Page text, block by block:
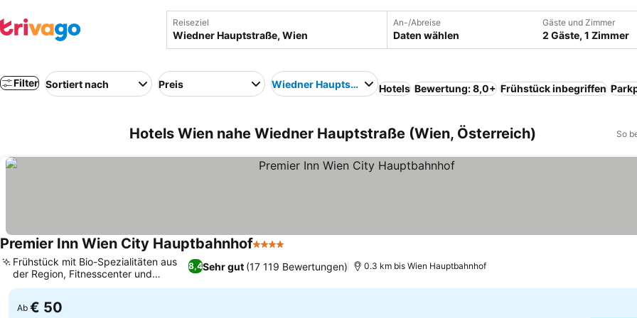
Reiseziel An-/Abreise
Daten wählen
Gäste und Zimmer
2 Gäste, 1 Zimmer
Filter Sortiert nach Preis Wiedner Hauptstraße Hotels Bewertung: 8,0+ Frühstück inbegriffen
Hotels Wien nahe Wiedner Hauptstraße (Wien, Österreich) So
Premier Inn Wien City Hauptbahnhof4 Sterne
8,4Sehr gut (17 119 Bewertungen)
Frühstück mit Bio-Spezialitäten aus
der Region, Fitnesscenter und
Gartenblick
0.3 km bis Wien Hauptbahnhof
Ab € 50